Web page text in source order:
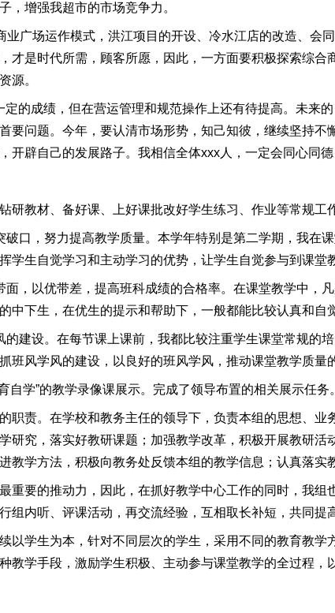
，增强我超市的市场竞争力。
业广场运作模式，洪江项目的开设、冷水江店的改造、
才是时代所需，顾客所愿，因此，一方面要积极探索综
源。
的成绩，但在营运管理和规范操作上还有待提高。未来
要问题。今年，要认清市场形势，知己知彼，继续坚持
开辟自己的发展路子。我相信全体xxx人，一定会同心同
研教材、备好课、上好课批改好学生练习、作业等常规工
口，努力提高教学质量。本学年特别是第二学期，我
学生自觉学习和主动学习的优势，让学生自觉参与到课堂
，以优带差，提高班科成绩的合格率。在课堂教学中
中下生，在优生的提示和帮助下，一般都能比较认真和
建设。在每节课上课前，我都比较注重学生课堂常规
班风学风的建设，以良好的班风学风，推动课堂教学质量
自学”的教学录像课展示。完成了领导布置的相关展示任务。
职责。在学校和教务主任的领导下，负责本组的思想、
研究，落实好教研课题；加强教学改革，积极开展教研
教学方法，积极向教务处反馈本组的教学信息；认真落实
重要的推动力，因此，在抓好教学中心工作的同时，我
组内听、评课活动，再交流经验，互相取长补短，共同提
以学生为本，针对不同层次的学生，采用不同的教育教
教学手段，激励学生积极、主动参与课堂教学的全过程，